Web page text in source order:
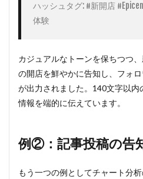
ハッシュタグ: #新開店
体験
カジュアルなトーンを保ちつつ
の開店を鮮やかに告知し、フォ
が出力されました。140文字以内
情報を端的に伝えています。
例②：記事投稿の告
もう一つの例としてチャート分